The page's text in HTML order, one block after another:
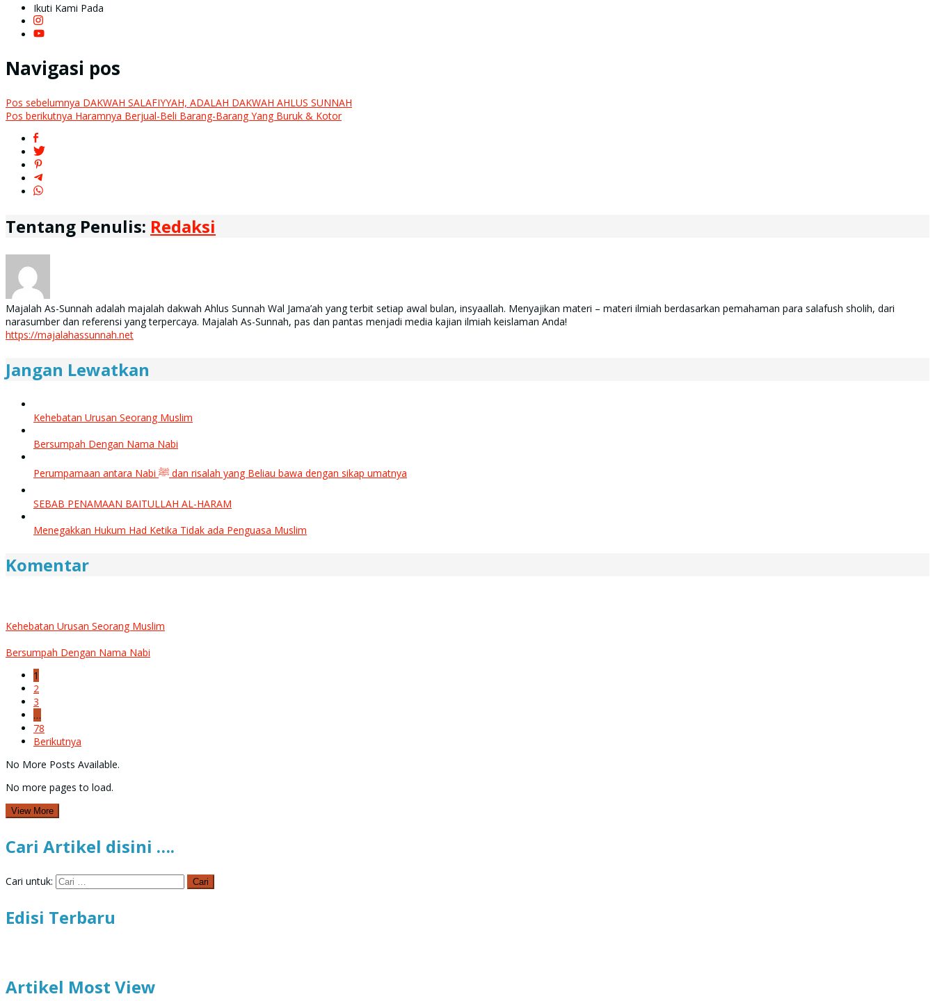
Ikuti Kami Pada
Navigasi pos
Pos sebelumnya DAKWAH SALAFIYYAH, ADALAH DAKWAH AHLUS SUNNAH
Pos berikutnya Haramnya Berjual-Beli Barang-Barang Yang Buruk & Kotor
Tentang Penulis: Redaksi
Majalah As-Sunnah adalah majalah dakwah Ahlus Sunnah Wal Jama’ah yang terbit setiap awal bulan, insyaallah. Menyajikan materi – materi ilmiah berdasarkan pemahaman para salafush sholih, dari
narasumber dan referensi yang terpercaya. Majalah As-Sunnah, pas dan pantas menjadi media kajian ilmiah keislaman Anda!
https://majalahassunnah.net
Jangan Lewatkan
Kehebatan Urusan Seorang Muslim
Bersumpah Dengan Nama Nabi
Perumpamaan antara Nabi ﷺ dan risalah yang Beliau bawa dengan sikap umatnya
SEBAB PENAMAAN BAITULLAH AL-HARAM
Menegakkan Hukum Had Ketika Tidak ada Penguasa Muslim
Komentar
Kehebatan Urusan Seorang Muslim
Bersumpah Dengan Nama Nabi
1
2
3
…
78
Berikutnya
No More Posts Available.
No more pages to load.
View More
Cari Artikel disini ….
Cari untuk:
Edisi Terbaru
Artikel Most View